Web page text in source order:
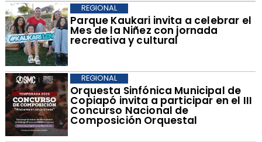
Parque Kaukari invita a celebrar el
Mes de la Niñez con jornada
recreativa y cultural
REGIONAL
Orquesta Sinfónica Municipal de
Copiapó invita a participar en el III
Concurso Nacional de
Composición Orquestal
REGIONAL